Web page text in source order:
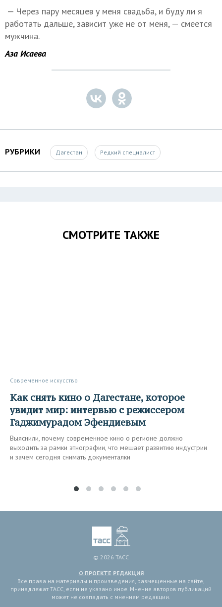
— Через пару месяцев у меня свадьба, и буду ли я
работать дальше, зависит уже не от меня, — смеется
мужчина.
Аза Исаева
РУБРИКИ Дагестан Редкий специалист
СМОТРИТЕ ТАКЖЕ
Современное искусство
Как снять кино о Дагестане, которое
увидит мир: интервью с режиссером
Гаджимурадом Эфендиевым
Выяснили, почему современное кино о регионе должно
выходить за рамки этнографии, что мешает развитию индустрии
и зачем сегодня снимать документалки
© 2026 ТАСС
О ПРОЕКТЕ РЕДАКЦИЯ
Все права на материалы и произведения, размещенные на сайте,
принадлежат ТАСС, если не указано иное. Мнение авторов публикаций
может не совпадать с мнением редакции.